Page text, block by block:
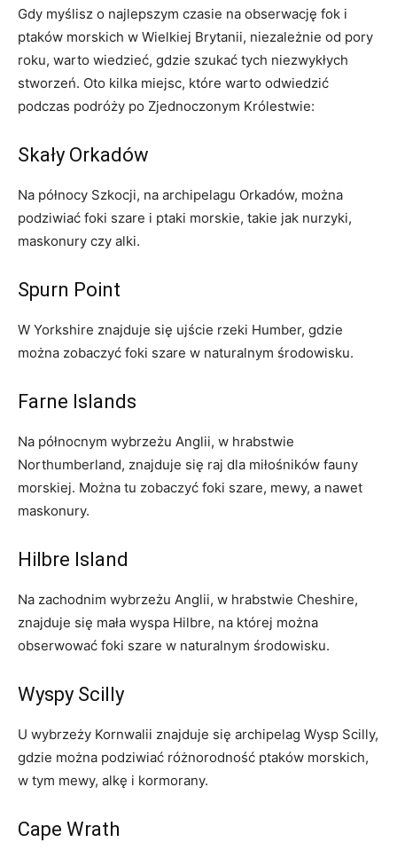
Gdy myślisz o najlepszym‍ czasie na obserwację fok i
ptaków morskich w Wielkiej Brytanii, niezależnie od pory
roku, warto wiedzieć, gdzie szukać tych​ niezwykłych
‌stworzeń. Oto kilka miejsc, ‍które warto odwiedzić‌
podczas podróży po Zjednoczonym Królestwie:
Skały Orkadów
Na północy‍ Szkocji, na archipelagu Orkadów, można
podziwiać foki szare i ptaki morskie, takie ⁤jak nurzyki,
maskonury czy alki.
Spurn Point
W Yorkshire znajduje się ujście rzeki Humber, gdzie
można zobaczyć foki​ szare ⁢w naturalnym środowisku.
Farne ⁤Islands
Na północnym ‍wybrzeżu Anglii, w hrabstwie
Northumberland,⁢ znajduje się raj dla miłośników fauny
⁤morskiej. ⁤Można tu zobaczyć⁢ foki szare,⁣ mewy, a nawet
maskonury.
Hilbre Island
Na zachodnim wybrzeżu Anglii, w hrabstwie Cheshire,
znajduje się mała wyspa Hilbre, na której można‌
obserwować⁢ foki szare w naturalnym⁣ środowisku.
Wyspy Scilly
U wybrzeży Kornwalii znajduje​ się‍ archipelag Wysp Scilly,‌
gdzie można podziwiać ​różnorodność ptaków morskich,‍
w‌ tym mewy, alkę ‌i kormorany.
Cape Wrath